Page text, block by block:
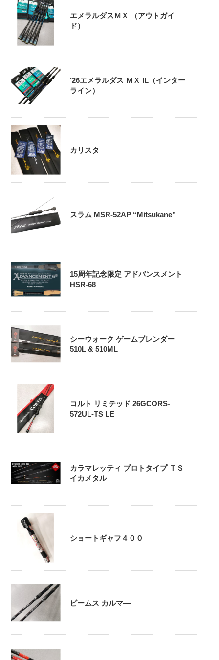
エメラルダスＭＸ （アウトガイ
ド）
’26エメラルダス ＭＸ IL（インター
ライン）
カリスタ
スラム MSR-52AP “Mitsukane”
15周年記念限定 アドバンスメント
HSR-68
シーウォーク ゲームブレンダー
510L & 510ML
コルト リミテッド 26GCORS-
572UL-TS LE
カラマレッティ プロトタイプ ＴＳ
イカメタル
ショートギャフ４００
ビームス カルマ―